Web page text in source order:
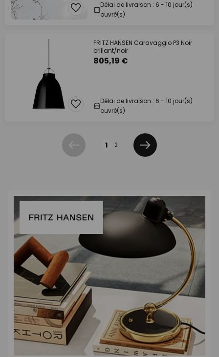
Délai de livraison : 6 - 10 jour(s)
ouvré(s)
FRITZ HANSEN Caravaggio P3 Noir
brillant/noir
805,19 €
Délai de livraison : 6 - 10 jour(s)
ouvré(s)
Précédent 1 2
Suivant